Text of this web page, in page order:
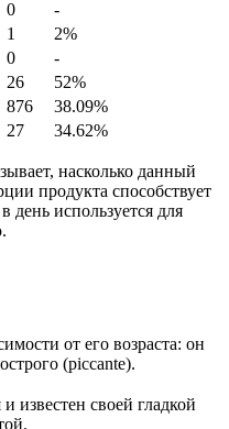
0
-
1
2%
0
-
26
52%
876
38.09%
27 34.62%
насколько данный
продукта способствует
день используется для
от его возраста: он
(piccante).
известен своей гладкой